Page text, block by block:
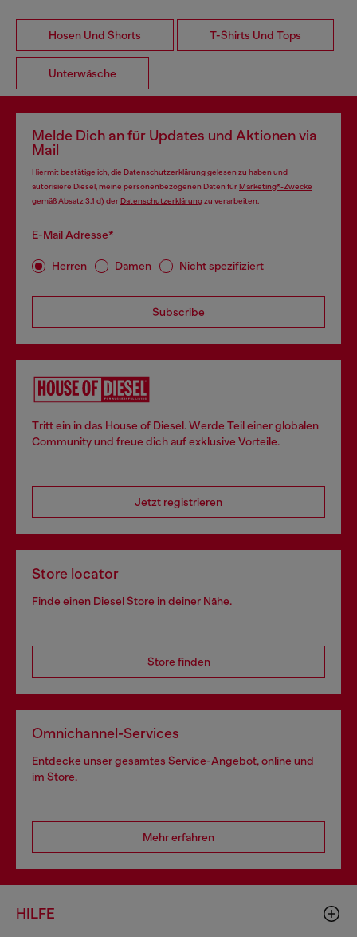
Hosen Und Shorts T-Shirts Und Tops
Unterwäsche
Melde Dich an für Updates und Aktionen via
Mail
Hiermit bestätige ich, die Datenschutzerklärunggelesen zu haben und
autorisiere Diesel, meine personenbezogenen Daten fürMarketing*-Zwecke
gemäß Absatz 3.1 d) derDatenschutzerklärungzu verarbeiten.
E-Mail Adresse*
Herren Damen Nicht spezifiziert
Subscribe
Tritt ein in das House of Diesel. Werde Teil einer globalen
Community und freue dich auf exklusive Vorteile.
Jetzt registrieren
Store locator
Finde einen Diesel Store in deiner Nähe.
Store finden
Omnichannel-Services
Entdecke unser gesamtes Service-Angebot, online und
im Store.
Mehr erfahren
HILFE